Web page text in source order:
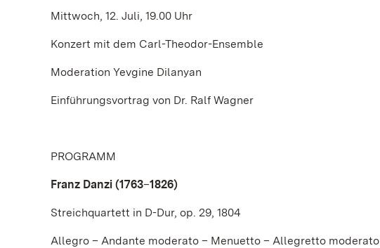
Mittwoch, 12. Juli, 19.00 Uhr
Konzert mit dem Carl-Theodor-Ensemble
Moderation Yevgine Dilanyan
Einführungsvortrag von Dr. Ralf Wagner
PROGRAMM
Franz Danzi (1763–1826)
Streichquartett in D-Dur, op. 29, 1804
Allegro – Andante moderato – Menuetto – Allegretto moderato